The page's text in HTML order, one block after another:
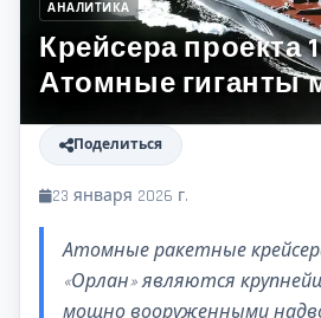
АНАЛИТИКА
Крейсера проекта
Атомные гиганты
Поделиться
23 января 2026 г.
Атомные ракетные
«Орлан» являются
мощно вооруженными